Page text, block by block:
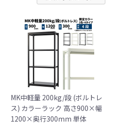
MK中軽量 200kg/段 (ボルトレ
ス) カラーラック 高さ900×幅
1200×奥行300mm 単体